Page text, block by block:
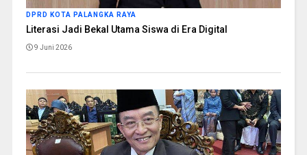
DPRD KOTA PALANGKA RAYA
Literasi Jadi Bekal Utama Siswa di Era Digital
9 Juni 2026